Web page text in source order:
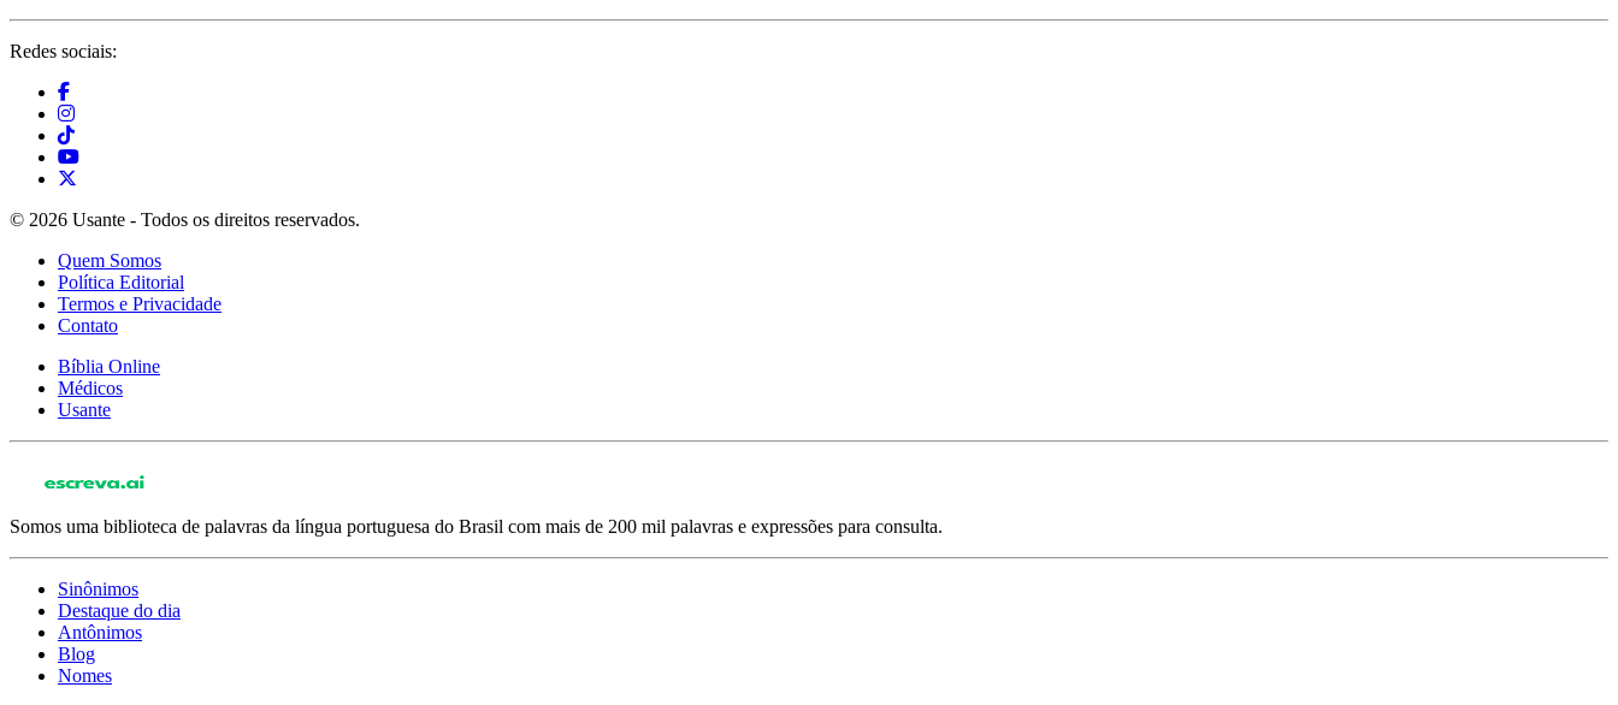
Redes sociais:
© 2026 Usante - Todos os direitos reservados.
Quem Somos
Política Editorial
Termos e Privacidade
Contato
Bíblia Online
Médicos
Usante
Somos uma biblioteca de palavras da língua portuguesa do Brasil com mais de 200 mil palavras e expressões para consulta.
Sinônimos
Destaque do dia
Antônimos
Blog
Nomes